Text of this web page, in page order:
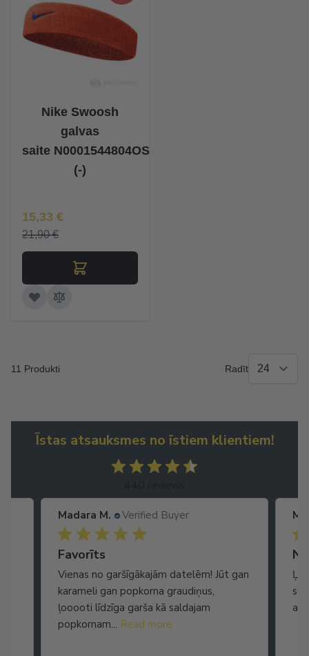
Nike Swoosh
galvas
saite N0001544804OS
(-)
Īpaša Cena
15,33 €
21,90 €
11 Produkti Radīt
Īstas atsauksmes no īstiem klientiem!
Madara M. Verified Buyer
Favorīts
Vienas no garšīgākajām datelēm! Jūt gan
karameli gan popkorna graudiņus,
ļooooti līdzīga garša kā saldajam
popkornam... Read more
arī